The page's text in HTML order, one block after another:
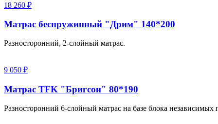
18 260 ₽
Матрас беспружинный "Дрим" 140*200
Разносторонний, 2-слойный матрас.
9 050 ₽
Матрас TFK "Бригсон" 80*190
Разносторонний 6-слойный матрас на базе блока